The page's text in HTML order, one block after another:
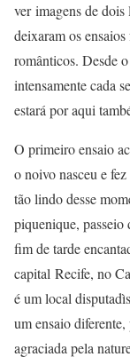
ver imagens de
deixaram os
românticos. Desde
intensamente cada
estará por aqui
O primeiro ensaio
o noivo nasceu e
tão lindo desse
piquenique, passeio
fim de tarde
capital Recife, no
é um local
um ensaio
agraciada pela